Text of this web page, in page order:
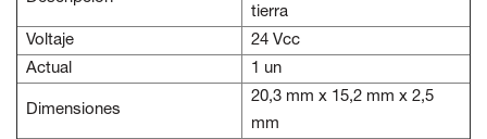
tierra
Voltaje
24 Vcc
Actual
1 un
Dimensiones
20,3 mm x 15,2 mm x 2,5
mm